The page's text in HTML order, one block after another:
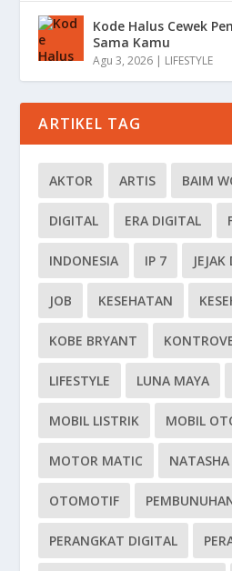
Kode Halus Cewek
Sama Kamu
Agu 3, 2026 | LIFESTYLE
ARTIKEL TAG
AKTOR ARTIS BAIM
DIGITAL ERA DIGITAL
INDONESIA IP 7
JOB KESEHATAN
KOBE BRYANT
LIFESTYLE LUNA MAYA
MOBIL LISTRIK MOBIL
MOTOR MATIC
OTOMOTIF
PERANGKAT DIGITAL